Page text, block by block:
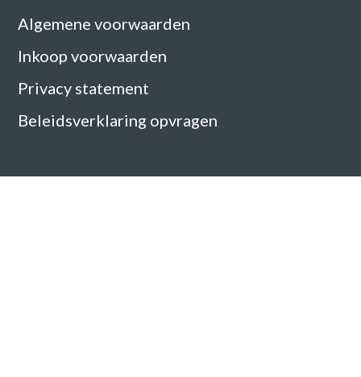
Algemene voorwaarden
Inkoop voorwaarden
Privacy statement
Beleidsverklaring opvragen